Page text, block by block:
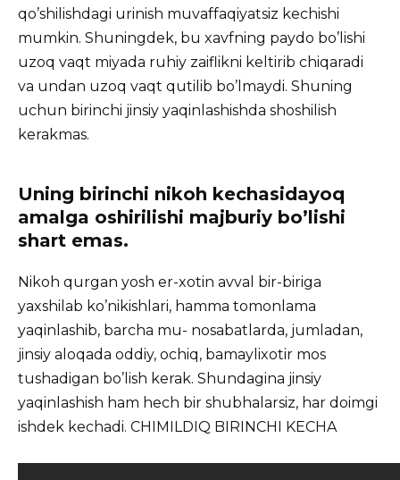
qo’shilishdagi urinish muvaffaqiyatsiz kechishi
mumkin. Shuningdek, bu xavfning paydo bo’lishi
uzoq vaqt miyada ruhiy zaiflikni keltirib chiqaradi
va undan uzoq vaqt qutilib bo’lmaydi. Shuning
uchun birinchi jinsiy yaqinlashishda shoshilish
kerakmas.
Uning birinchi nikoh kechasidayoq
amalga oshirilishi majburiy bo’lishi
shart emas.
Nikoh qurgan yosh er-xotin avval bir-biriga
yaxshilab ko’nikishlari, hamma tomonlama
yaqinlashib, barcha mu- nosabatlarda, jumladan,
jinsiy aloqada oddiy, ochiq, bamaylixotir mos
tushadigan bo’lish kerak. Shundagina jinsiy
yaqinlashish ham hech bir shubhalarsiz, har doimgi
ishdek kechadi. CHIMILDIQ BIRINCHI KECHA